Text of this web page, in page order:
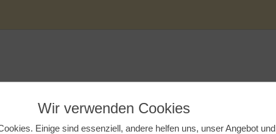
Wir verwenden Cookies
Einige sind essenziell, andere helfen uns, unser Angebot und